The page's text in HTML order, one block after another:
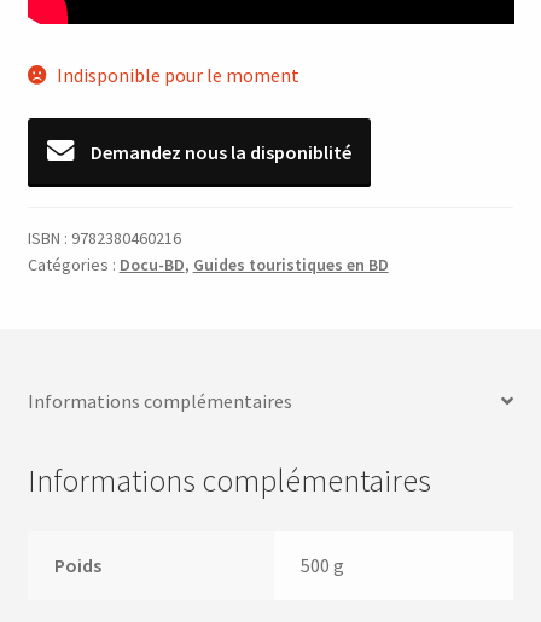
Indisponible pour le moment
Demandez nous la disponiblité
ISBN : 9782380460216
Catégories : Docu-BD, Guides touristiques en BD
Informations complémentaires
Informations complémentaires
Poids 500 g